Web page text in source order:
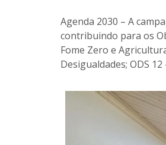
Agenda 2030 – A
contribuindo para os
Fome Zero e
Desigualdades; ODS